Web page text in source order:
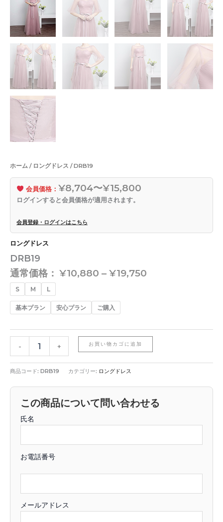
ホーム / ロングドレス / DRB19
会員価格： ¥8,704〜¥15,800
ログインすると会員価格が適用されます。
会員登録・ログインはこちら
ロングドレス
DRB19
通常価格： ¥10,880 – ¥19,750
S M L
基本プラン 安心プラン ご購入
- + お買い物カゴに追加
商品コード: DRB19 カテゴリー: ロングドレス
この商品について問い合わせる
氏名
お電話番号
メールアドレス